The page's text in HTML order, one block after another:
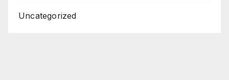
Uncategorized